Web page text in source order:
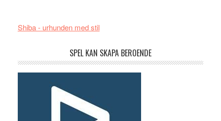
Shiba - urhunden med stil
SPEL KAN SKAPA BEROENDE